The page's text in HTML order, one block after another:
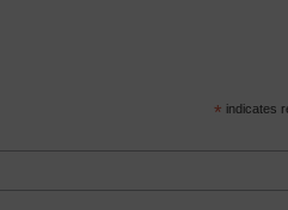
* indicates